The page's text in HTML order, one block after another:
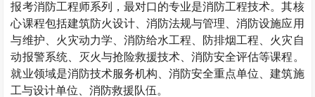
报考消防工程师系列，最对口的专业是消防工程技术。其核
心课程包括建筑防火设计、消防法规与管理、消防设施应用
与维护、火灾动力学、消防给水工程、防排烟工程、火灾自
动报警系统、灭火与抢险救援技术、消防安全评估等课程。
就业领域是消防技术服务机构、消防安全重点单位、建筑施
工与设计单位、消防救援队伍。